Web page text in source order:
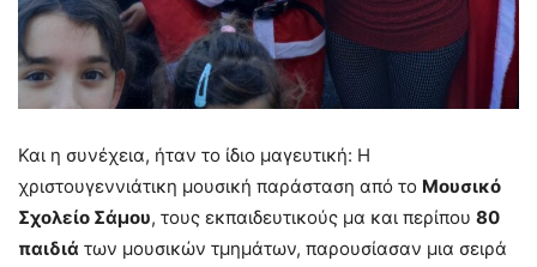
Και η συνέχεια, ήταν το ίδιο μαγευτική: Η
χριστουγεννιάτικη μουσική παράσταση από το Μουσικό
Σχολείο Σάμου, τους εκπαιδευτικούς μα και περίπου 80
παιδιά των μουσικών τμημάτων, παρουσίασαν μια σειρά